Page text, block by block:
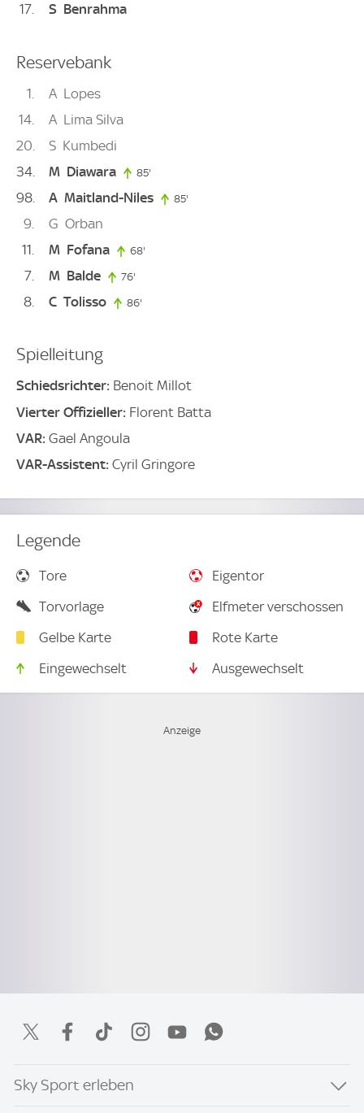
17 S Benrahma
Reservebank
1 A Lopes
14
A Lima Silva
20
S Kumbedi
34
M Diawara 85'
98 A Maitland-Niles 85'
9 G Orban
11
M Fofana 68'
7 M Balde 76'
8 C Tolisso 86'
Spielleitung
Schiedsrichter: Benoit Millot
Vierter Offizieller: Florent Batta
VAR: Gael Angoula
VAR-Assistent: Cyril Gringore
Legende
Tore
Eigentor
Torvorlage
Elfmeter verschossen
Gelbe Karte
Rote Karte
Eingewechselt
Ausgewechselt
Sky Sport erleben